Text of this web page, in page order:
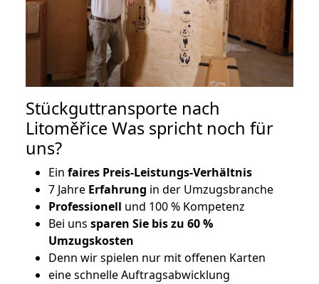
Stückguttransporte nach
Litoměřice Was spricht noch für
uns?
Ein faires Preis-Leistungs-Verhältnis
7 Jahre Erfahrung in der Umzugsbranche
Professionell und 100 % Kompetenz
Bei uns sparen Sie bis zu 60 %
Umzugskosten
Denn wir spielen nur mit offenen Karten
eine schnelle Auftragsabwicklung